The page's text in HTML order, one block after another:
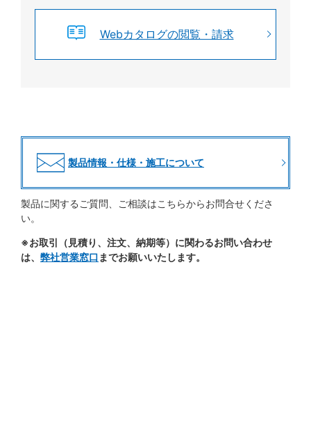
Webカタログの閲覧・請求
製品情報・仕様・施工について
製品に関するご質問、ご相談はこちらからお問合せくださ
い。
※お取引（見積り、注文、納期等）に関わるお問い合わせ
は、 弊社営業窓口 までお願いいたします。